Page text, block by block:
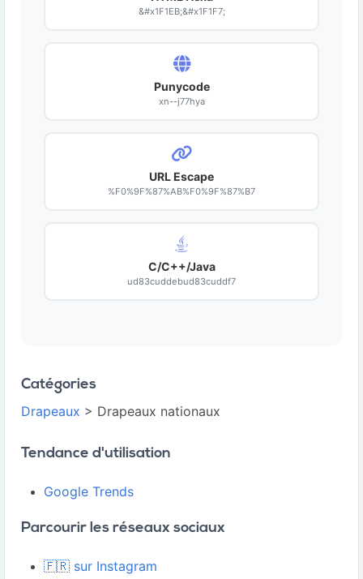
&#x1F1EB;&#x1F1F7;
Punycode
xn--j77hya
URL Escape
%F0%9F%87%AB%F0%9F%87%B7
C/C++/Java
ud83cuddebud83cuddf7
Catégories
Drapeaux > Drapeaux nationaux
Tendance d'utilisation
Google Trends
Parcourir les réseaux sociaux
🇫🇷 sur Instagram